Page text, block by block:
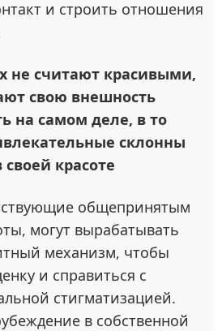
и строить отношения
не считают красивыми,
свою внешность
на самом деле, в то
склонны
красоте
общепринятым
могут вырабатывать
механизм, чтобы
и справиться с
стигматизацией.
в собственной